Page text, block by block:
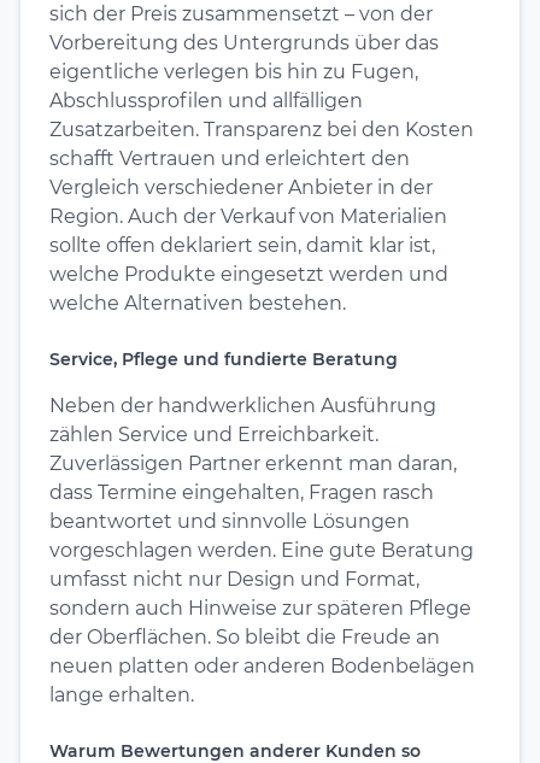
sich der Preis zusammensetzt – von der
Vorbereitung des Untergrunds über das
eigentliche verlegen bis hin zu Fugen,
Abschlussprofilen und allfälligen
Zusatzarbeiten. Transparenz bei den Kosten
schafft Vertrauen und erleichtert den
Vergleich verschiedener Anbieter in der
Region. Auch der Verkauf von Materialien
sollte offen deklariert sein, damit klar ist,
welche Produkte eingesetzt werden und
welche Alternativen bestehen.
Service, Pflege und fundierte Beratung
Neben der handwerklichen Ausführung
zählen Service und Erreichbarkeit.
Zuverlässigen Partner erkennt man daran,
dass Termine eingehalten, Fragen rasch
beantwortet und sinnvolle Lösungen
vorgeschlagen werden. Eine gute Beratung
umfasst nicht nur Design und Format,
sondern auch Hinweise zur späteren Pflege
der Oberflächen. So bleibt die Freude an
neuen platten oder anderen Bodenbelägen
lange erhalten.
Warum Bewertungen anderer Kunden so